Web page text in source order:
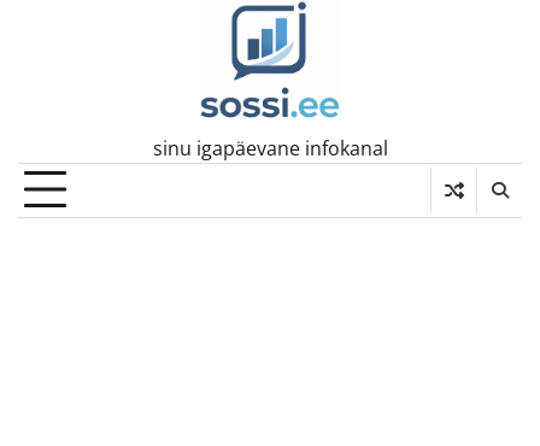
sinu igapäevane infokanal